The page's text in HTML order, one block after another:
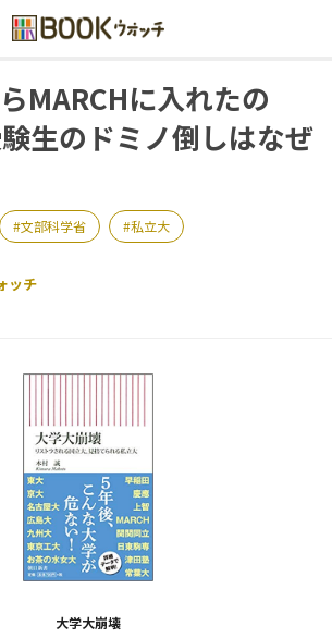
MARCHに入れたの
生のドミノ倒しはなぜ
文部科学省 私立大
ッチ
大学大崩壊